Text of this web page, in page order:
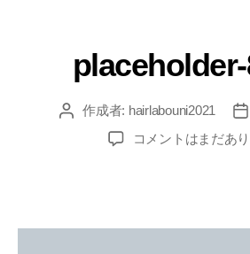
作成者: hairlabouni2021
コメントはまだあ